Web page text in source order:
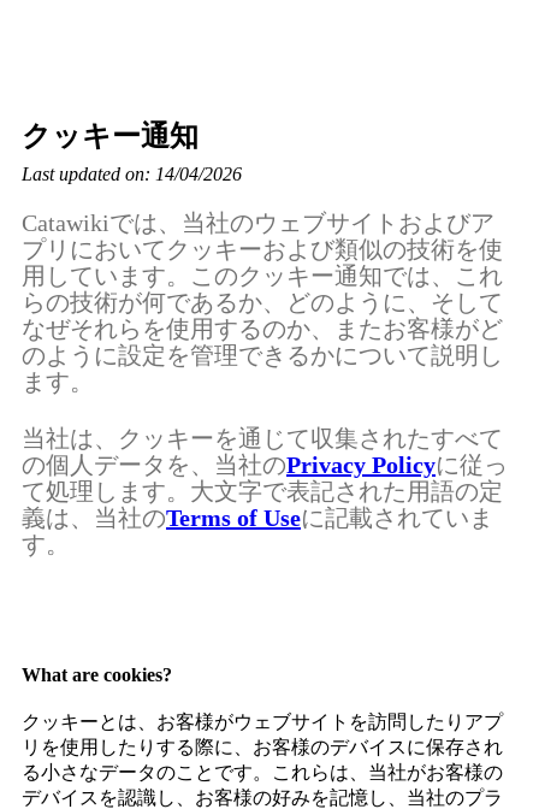
クッキー通知
Last updated on: 14/04/2026
Catawikiでは、当社のウェブサイトおよびア
プリにおいてクッキーおよび類似の技術を使
用しています。このクッキー通知では、これ
らの技術が何であるか、どのように、そして
なぜそれらを使用するのか、またお客様がど
のように設定を管理できるかについて説明し
ます。
当社は、クッキーを通じて収集されたすべて
の個人データを、当社のPrivacy Policyに従っ
て処理します。大文字で表記された用語の定
義は、当社のTerms of Useに記載されていま
す。
What are cookies?
クッキーとは、お客様がウェブサイトを訪問したりアプ
リを使用したりする際に、お客様のデバイスに保存され
る小さなデータのことです。これらは、当社がお客様の
デバイスを認識し、お客様の好みを記憶し、当社のプラ